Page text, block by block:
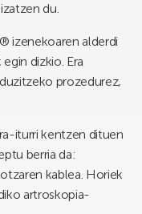
du.
izenekoaren alderdi
dizkio. Era
prozedurez,
iturri kentzen dituen
berria da:
kablea. Horiek
artroskopia-